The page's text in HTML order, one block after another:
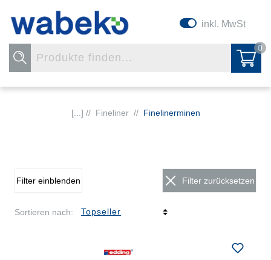
inkl. MwSt
0
[...] // Fineliner // Finelinerminen
Filter einblenden Filter zurücksetzen
Sortieren nach: